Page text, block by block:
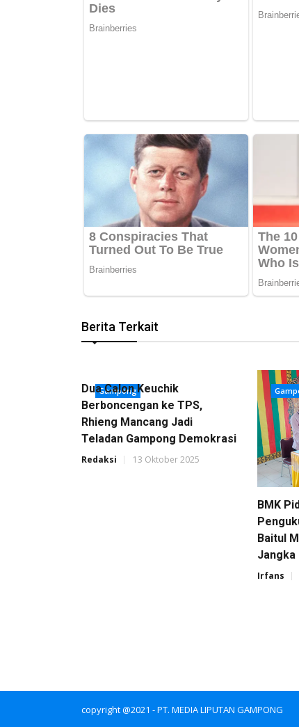
Berita Terkait
Gampong
Dua Calon Keuchik
Berboncengan ke TPS,
Rhieng Mancang Jadi
Teladan Gampong Demokrasi
Redaksi 13 Oktober 2025
BMK
Baitul
Jangka
Irfans
copyright @2021 - PT. MEDIA LIPUTAN GAMPONG